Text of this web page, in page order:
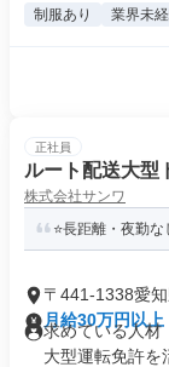
制服あり 業界未
正社員
ルート配送大型
株式会社サンワ
⭐長距離・夜勤
〒441-1338愛
月給30万円以上
求めている人材
大型運転免許を